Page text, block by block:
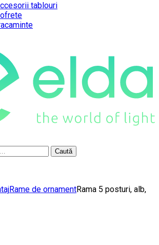
tablouri
Caută
Rame de ornamentRama 5 posturi, alb,